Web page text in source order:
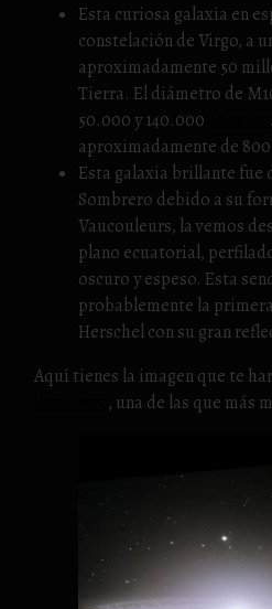
Esta curiosa galaxia en
constelación de Virgo, a
aproximadamente 50
Tierra. El diámetro de
50.000 y 140.000
aproximadamente de
Esta galaxia brillante fue
Sombrero debido a su
Vaucouleurs, la vemos
plano ecuatorial,
oscuro y espeso. Esta
probablemente la
Herschel con su gran
Aquí tienes la imagen que te
, una de las que más